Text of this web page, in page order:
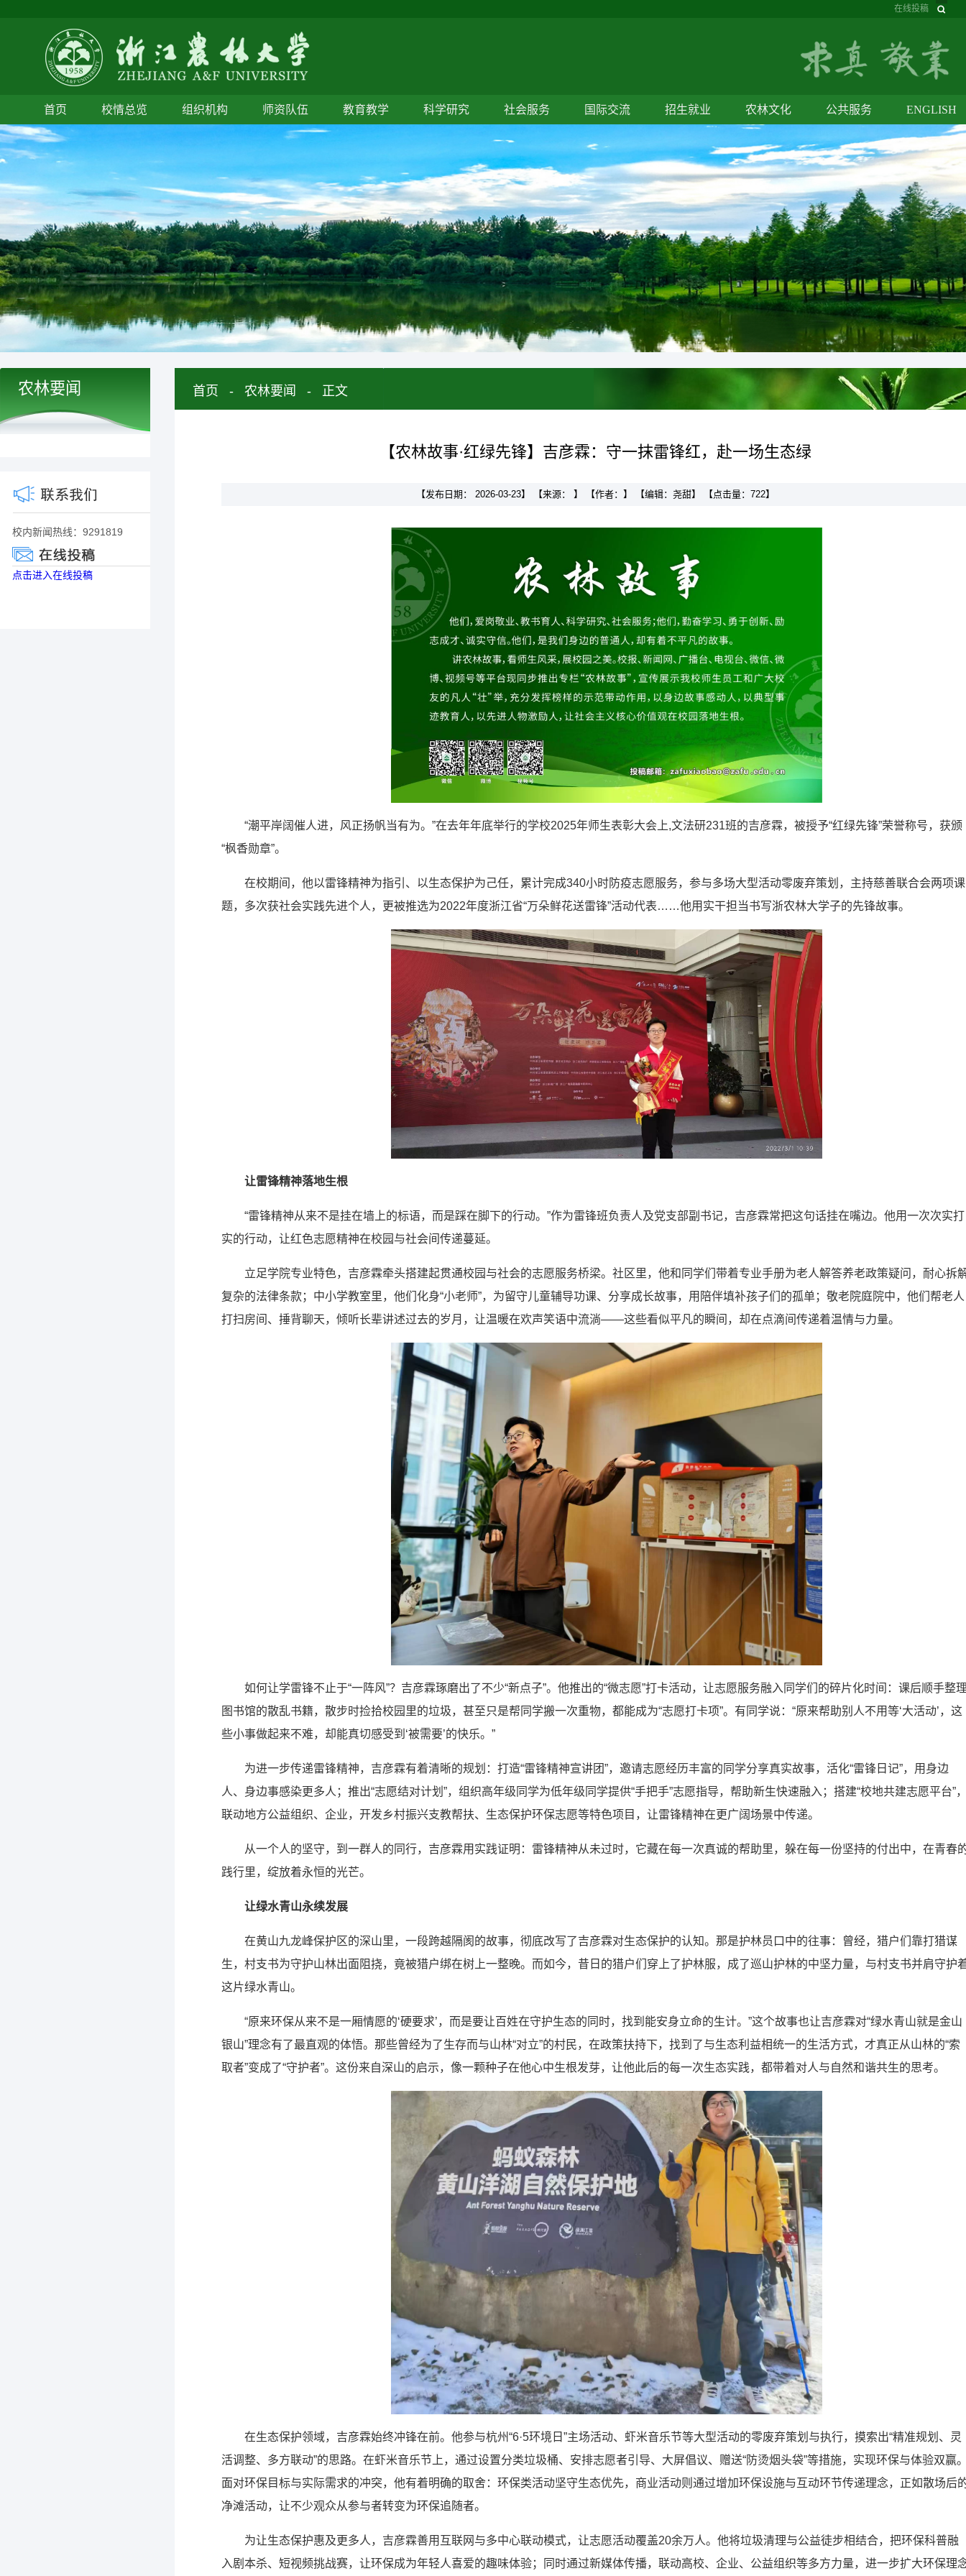
在线投稿
首页 校情总览 组织机构 师资队伍 教育教学 科学研究 社会服务 国际交流 招生就业 农林文化 公共服务 ENGLISH
农林要闻
校内新闻热线：9291819
点击进入在线投稿
首页 - 农林要闻 - 正文
【农林故事·红绿先锋】吉彦霖：守一抹雷锋红，赴一场生态绿
【发布日期： 2026-03-23】 【来源： 】 【作者：】 【编辑：尧甜】 【点击量： 722】
“潮平岸阔催人进，风正扬帆当有为。”在去年年底举行的学校2025年师生表彰大会上,文法研231班的吉彦霖，被授予“红绿先锋”荣誉称号，获颁
“枫香勋章”。
在校期间，他以雷锋精神为指引、以生态保护为己任，累计完成340小时防疫志愿服务，参与多场大型活动零废弃策划，主持慈善联合会两项课
题，多次获社会实践先进个人，更被推选为2022年度浙江省“万朵鲜花送雷锋”活动代表……他用实干担当书写浙农林大学子的先锋故事。
让雷锋精神落地生根
“雷锋精神从来不是挂在墙上的标语，而是踩在脚下的行动。”作为雷锋班负责人及党支部副书记，吉彦霖常把这句话挂在嘴边。他用一次次实打
实的行动，让红色志愿精神在校园与社会间传递蔓延。
立足学院专业特色，吉彦霖牵头搭建起贯通校园与社会的志愿服务桥梁。社区里，他和同学们带着专业手册为老人解答养老政策疑问，耐心拆
复杂的法律条款；中小学教室里，他们化身“小老师”，为留守儿童辅导功课、分享成长故事，用陪伴填补孩子们的孤单；敬老院庭院中，他们帮老人
打扫房间、捶背聊天，倾听长辈讲述过去的岁月，让温暖在欢声笑语中流淌——这些看似平凡的瞬间，却在点滴间传递着温情与力量。
如何让学雷锋不止于“一阵风”？吉彦霖琢磨出了不少“新点子”。他推出的“微志愿”打卡活动，让志愿服务融入同学们的碎片化时间：课后顺手整
图书馆的散乱书籍，散步时捡拾校园里的垃圾，甚至只是帮同学搬一次重物，都能成为“志愿打卡项”。有同学说：“原来帮助别人不用等‘大活动’，这
些小事做起来不难，却能真切感受到‘被需要’的快乐。”
为进一步传递雷锋精神，吉彦霖有着清晰的规划：打造“雷锋精神宣讲团”，邀请志愿经历丰富的同学分享真实故事，活化“雷锋日记”，用身边
人、身边事感染更多人；推出“志愿结对计划”，组织高年级同学为低年级同学提供“手把手”志愿指导，帮助新生快速融入；搭建“校地共建志愿平台”
联动地方公益组织、企业，开发乡村振兴支教帮扶、生态保护环保志愿等特色项目，让雷锋精神在更广阔场景中传递。
从一个人的坚守，到一群人的同行，吉彦霖用实践证明：雷锋精神从未过时，它藏在每一次真诚的帮助里，躲在每一份坚持的付出中，在青春
践行里，绽放着永恒的光芒。
让绿水青山永续发展
在黄山九龙峰保护区的深山里，一段跨越隔阂的故事，彻底改写了吉彦霖对生态保护的认知。那是护林员口中的往事：曾经，猎户们靠打猎谋
生，村支书为守护山林出面阻挠，竟被猎户绑在树上一整晚。而如今，昔日的猎户们穿上了护林服，成了巡山护林的中坚力量，与村支书并肩守护
这片绿水青山。
“原来环保从来不是一厢情愿的‘硬要求’，而是要让百姓在守护生态的同时，找到能安身立命的生计。”这个故事也让吉彦霖对“绿水青山就是金山
银山”理念有了最直观的体悟。那些曾经为了生存而与山林“对立”的村民，在政策扶持下，找到了与生态利益相统一的生活方式，才真正从山林的“索
取者”变成了“守护者”。这份来自深山的启示，像一颗种子在他心中生根发芽，让他此后的每一次生态实践，都带着对人与自然和谐共生的思考。
在生态保护领域，吉彦霖始终冲锋在前。他参与杭州“6·5环境日”主场活动、虾米音乐节等大型活动的零废弃策划与执行，摸索出“精准规划、灵
活调整、多方联动”的思路。在虾米音乐节上，通过设置分类垃圾桶、安排志愿者引导、大屏倡议、赠送“防烫烟头袋”等措施，实现环保与体验双赢
面对环保目标与实际需求的冲突，他有着明确的取舍：环保类活动坚守生态优先，商业活动则通过增加环保设施与互动环节传递理念，正如散场后
净滩活动，让不少观众从参与者转变为环保追随者。
为让生态保护惠及更多人，吉彦霖善用互联网与多中心联动模式，让志愿活动覆盖20余万人。他将垃圾清理与公益徒步相结合，把环保科普融
入剧本杀、短视频挑战赛，让环保成为年轻人喜爱的趣味体验；同时通过新媒体传播，联动高校、企业、公益组织等多方力量，进一步扩大环保理